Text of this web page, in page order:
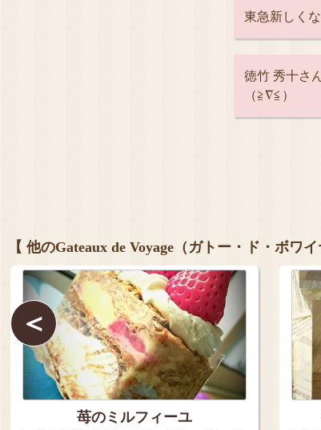
東急新しく
徳竹 秀十さ
（≧∇≦）
＜
【 他のGateaux de Voyage（ガトー・ド・ボワ
苺のミルフィーユ